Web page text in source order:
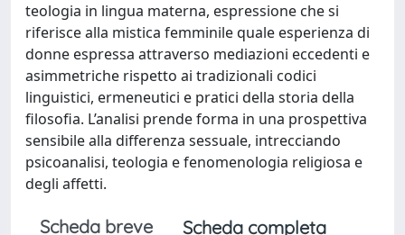
teologia in lingua materna, espressione che si
riferisce alla mistica femminile quale esperienza di
donne espressa attraverso mediazioni eccedenti e
asimmetriche rispetto ai tradizionali codici
linguistici, ermeneutici e pratici della storia della
filosofia. L’analisi prende forma in una prospettiva
sensibile alla differenza sessuale, intrecciando
psicoanalisi, teologia e fenomenologia religiosa e
degli affetti.
Scheda breve
Scheda completa